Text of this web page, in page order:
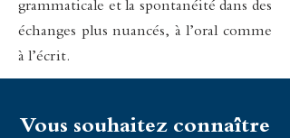
grammaticale et la spontanéité dans des
échanges plus nuancés, à l’oral comme
à l’écrit.
Vous souhaitez connaître